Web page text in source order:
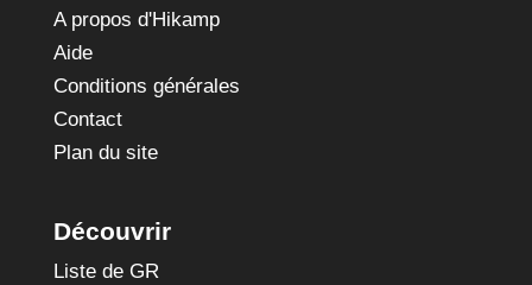
A propos d'Hikamp
Aide
Conditions générales
Contact
Plan du site
Découvrir
Liste de GR